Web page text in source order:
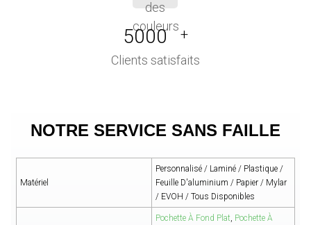
5000 +
Clients satisfaits
NOTRE SERVICE SANS FAILLE
Matériel
Personnalisé / Laminé / Plastique /
Feuille D'aluminium / Papier / Mylar
/ EVOH / Tous Disponibles
Pochette À Fond Plat Pochette À